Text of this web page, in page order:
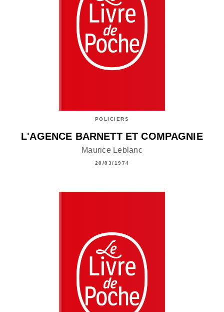
POLICIERS
L'AGENCE BARNETT ET COMPAGNIE
Maurice Leblanc
20/03/1974